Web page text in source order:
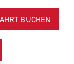
BUCHEN